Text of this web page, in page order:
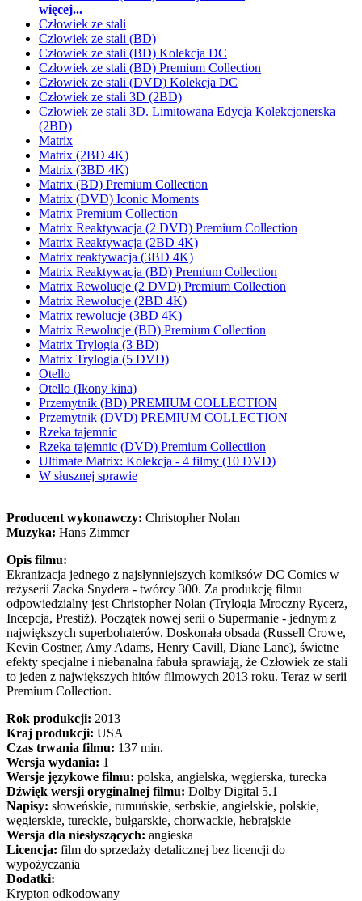
więcej...
Człowiek ze stali
Człowiek ze stali (BD)
Człowiek ze stali (BD) Kolekcja DC
Człowiek ze stali (BD) Premium Collection
Człowiek ze stali (DVD) Kolekcja DC
Człowiek ze stali 3D (2BD)
Człowiek ze stali 3D. Limitowana Edycja Kolekcjonerska
(2BD)
Matrix
Matrix (2BD 4K)
Matrix (3BD 4K)
Matrix (BD) Premium Collection
Matrix (DVD) Iconic Moments
Matrix Premium Collection
Matrix Reaktywacja (2 DVD) Premium Collection
Matrix Reaktywacja (2BD 4K)
Matrix reaktywacja (3BD 4K)
Matrix Reaktywacja (BD) Premium Collection
Matrix Rewolucje (2 DVD) Premium Collection
Matrix Rewolucje (2BD 4K)
Matrix rewolucje (3BD 4K)
Matrix Rewolucje (BD) Premium Collection
Matrix Trylogia (3 BD)
Matrix Trylogia (5 DVD)
Otello
Otello (Ikony kina)
Przemytnik (BD) PREMIUM COLLECTION
Przemytnik (DVD) PREMIUM COLLECTION
Rzeka tajemnic
Rzeka tajemnic (DVD) Premium Collectiion
Ultimate Matrix: Kolekcja - 4 filmy (10 DVD)
W słusznej sprawie
Producent wykonawczy: Christopher Nolan
Muzyka: Hans Zimmer
Opis filmu:
Ekranizacja jednego z najsłynniejszych komiksów DC Comics w
reżyserii Zacka Snydera - twórcy 300. Za produkcję filmu
odpowiedzialny jest Christopher Nolan (Trylogia Mroczny Rycerz,
Incepcja, Prestiż). Początek nowej serii o Supermanie - jednym z
największych superbohaterów. Doskonała obsada (Russell Crowe,
Kevin Costner, Amy Adams, Henry Cavill, Diane Lane), świetne
efekty specjalne i niebanalna fabuła sprawiają, że Człowiek ze stali
to jeden z największych hitów filmowych 2013 roku. Teraz w serii
Premium Collection.
Rok produkcji: 2013
Kraj produkcji: USA
Czas trwania filmu: 137 min.
Wersja wydania: 1
Wersje językowe filmu: polska, angielska, węgierska, turecka
Dźwięk wersji oryginalnej filmu: Dolby Digital 5.1
Napisy: słoweńskie, rumuńskie, serbskie, angielskie, polskie,
węgierskie, tureckie, bułgarskie, chorwackie, hebrajskie
Wersja dla niesłyszących: angieska
Licencja: film do sprzedaży detalicznej bez licencji do
wypożyczania
Dodatki:
Krypton odkodowany